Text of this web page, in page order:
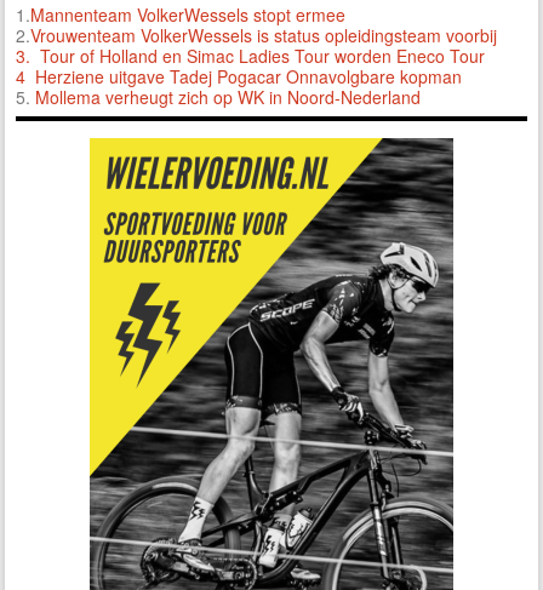
1.Mannenteam VolkerWessels stopt ermee
2.Vrouwenteam VolkerWessels is status opleidingsteam voorbij
3. Tour of Holland en Simac Ladies Tour worden Eneco Tour
4 Herziene uitgave Tadej Pogacar Onnavolgbare kopman
5. Mollema verheugt zich op WK in Noord-Nederland